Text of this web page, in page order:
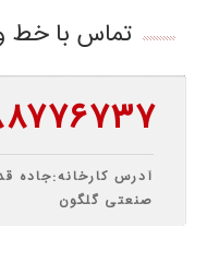
تماس با خط
آدرس کارخانه:جاده
صنعتی گلگون